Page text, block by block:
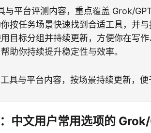
与平台评测内容，重点覆盖 Grok/
按任务场景快速找到合适工具，并
目标分组并持续更新，方便你在写
助你持续提升稳定性与效率。
具与平台内容，按场景持续更新，便
中文用户常用选项的